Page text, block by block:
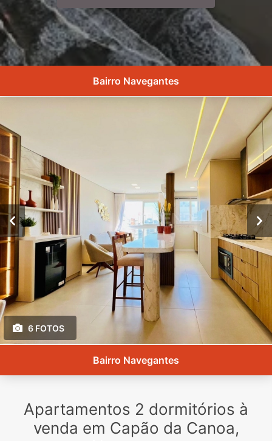
Bairro Navegantes
6 FOTOS
Bairro Navegantes
Apartamentos 2 dormitórios à
venda em Capão da Canoa,